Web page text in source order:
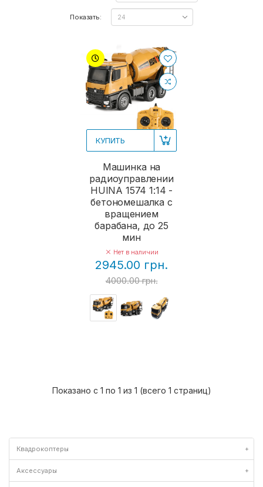
Квадрокоптеры +
Аксессуары +
Показать:
КУПИТЬ
Машинка на
радиоуправлении
HUINA 1574 1:14 -
бетономешалка с
вращением
барабана, до 25
мин
Нет в наличии
2945.00 грн.
4000.00 грн.
Показано с 1 по 1 из 1 (всего 1 страниц)